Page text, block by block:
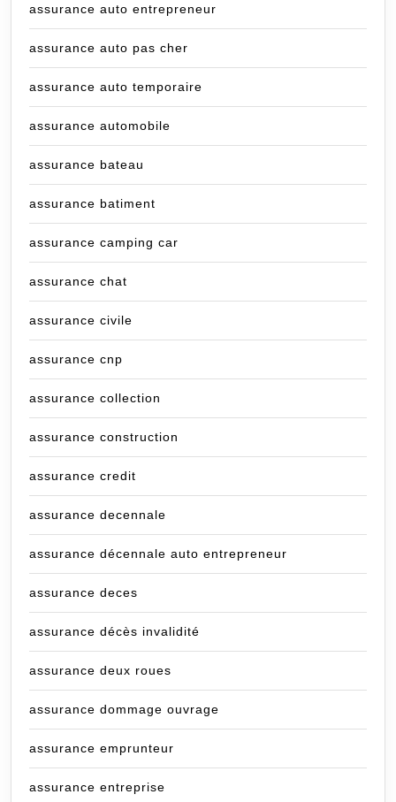
assurance auto entrepreneur
assurance auto pas cher
assurance auto temporaire
assurance automobile
assurance bateau
assurance batiment
assurance camping car
assurance chat
assurance civile
assurance cnp
assurance collection
assurance construction
assurance credit
assurance decennale
assurance décennale auto entrepreneur
assurance deces
assurance décès invalidité
assurance deux roues
assurance dommage ouvrage
assurance emprunteur
assurance entreprise